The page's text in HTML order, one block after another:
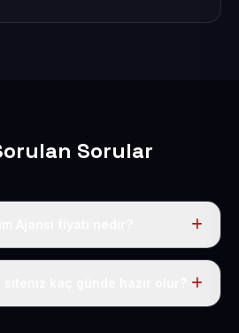
Sorular
50 USD + KDV. Bu bedele alan